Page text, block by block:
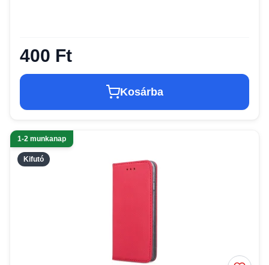
400 Ft
Kosárba
Kifutó
1-2 munkanap